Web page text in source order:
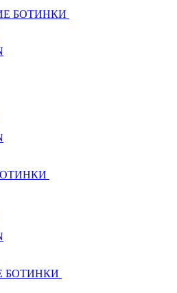
БОТИНКИ
БОТИНКИ